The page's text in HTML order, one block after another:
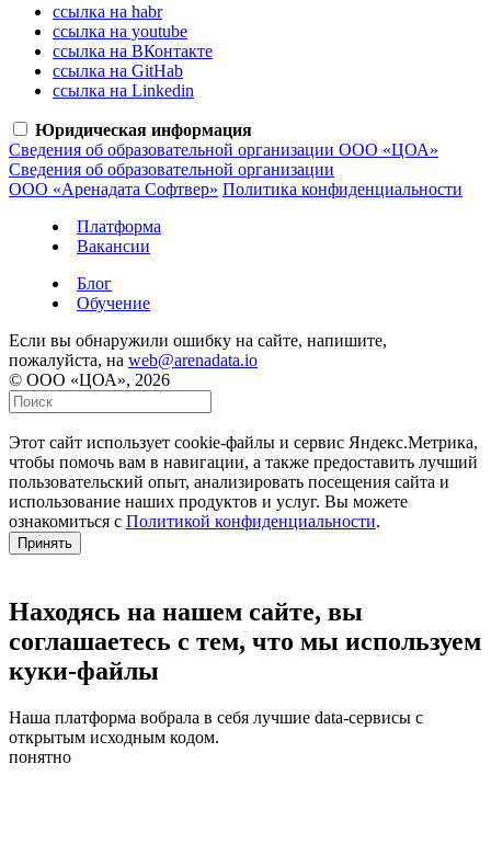
ссылка на habr
ссылка на youtube
ссылка на ВКонтакте
ссылка на GitHab
ссылка на Linkedin
Юридическая информация
Сведения об образовательной организации ООО «ЦОА»
Сведения об образовательной организации
ООО «Аренадата Софтвер» Политика конфиденциальности
Платформа
Вакансии
Блог
Обучение
Если вы обнаружили ошибку на сайте, напишите,
пожалуйста, на web@arenadata.io
© ООО «ЦОА», 2026
Этот сайт использует cookie-файлы и сервис Яндекс.Метрика,
чтобы помочь вам в навигации, а также предоставить лучший
пользовательский опыт, анализировать посещения сайта и
использование наших продуктов и услуг. Вы можете
ознакомиться с Политикой конфиденциальности.
Принять
Находясь на нашем сайте, вы
соглашаетесь с тем, что мы используем
куки-файлы
Наша платформа вобрала в себя лучшие data-сервисы с
открытым исходным кодом.
понятно